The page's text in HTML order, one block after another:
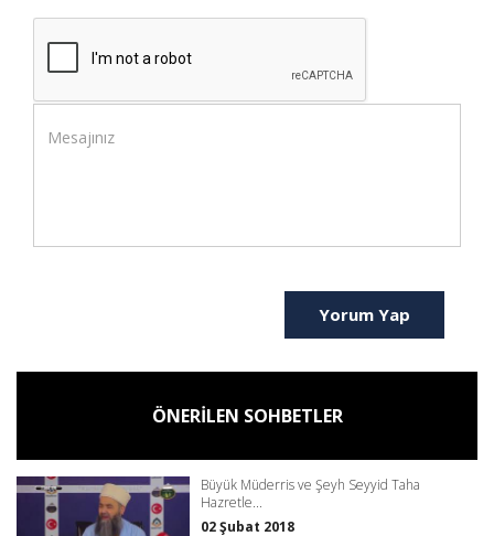
Yorum Yap
ÖNERİLEN SOHBETLER
Büyük Müderris ve Şeyh Seyyid Taha
Hazretle...
02 Şubat 2018